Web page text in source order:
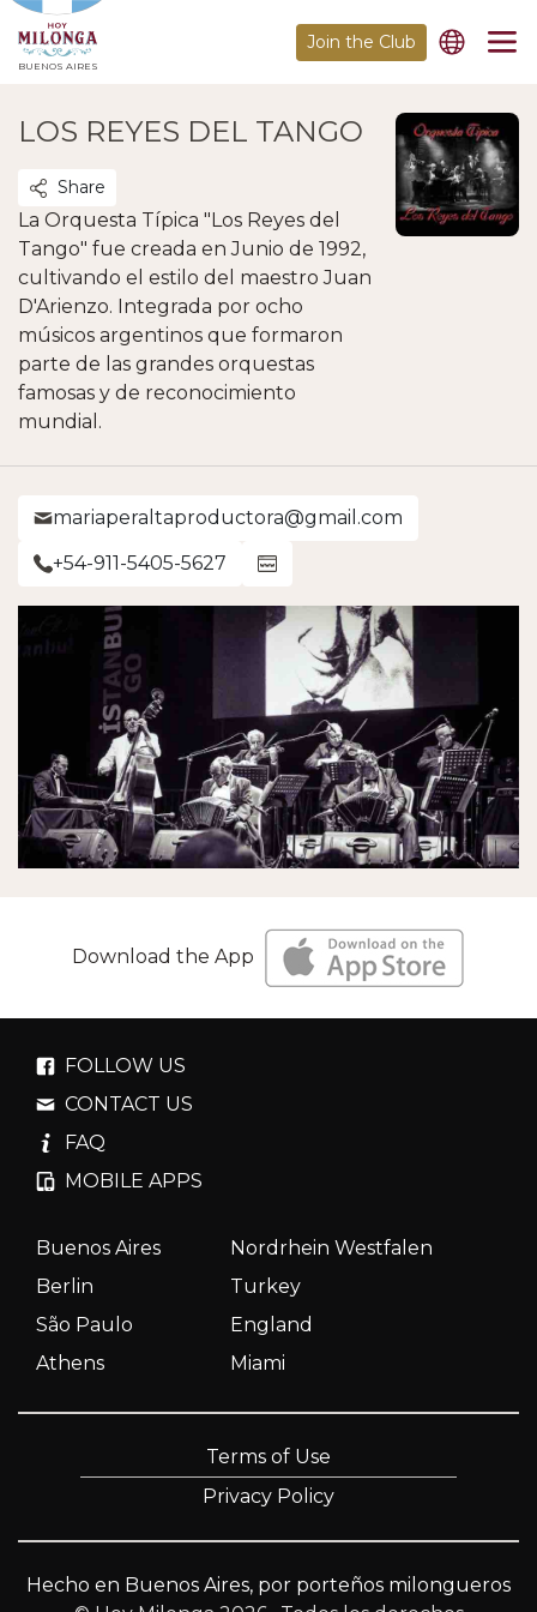
BUENOS AIRES
Join the Club
LOS REYES DEL TANGO
Share
La Orquesta Típica "Los Reyes del
Tango" fue creada en Junio de 1992,
cultivando el estilo del maestro Juan
D'Arienzo. Integrada por ocho
músicos argentinos que formaron
parte de las grandes orquestas
famosas y de reconocimiento
mundial.
mariaperaltaproductora@gmail.com
+54-911-5405-5627
Download the App
FOLLOW US
CONTACT US
FAQ
MOBILE APPS
Buenos Aires
Nordrhein Westfalen
Berlin
Turkey
São Paulo
England
Athens
Miami
Terms of Use
Privacy Policy
Hecho en Buenos Aires, por porteños milongueros